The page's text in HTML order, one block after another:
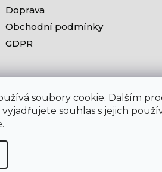
soubory cookie. Dalším
souhlas s jejich
.
Doprava
Obchodní podmínky
GDPR